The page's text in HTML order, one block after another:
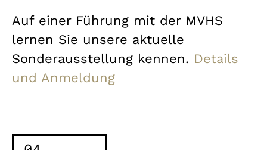
Auf einer Führung mit der MVHS
lernen Sie unsere aktuelle
Sonderausstellung kennen. Details
und Anmeldung